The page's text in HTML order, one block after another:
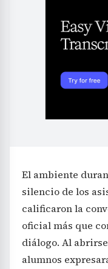
El ambiente
silencio de los
calificaron la
oficial más que
diálogo. Al
alumnos